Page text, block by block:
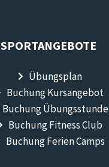
SPORTANGEBOTE
Übungsplan
Buchung Kursangebot
Buchung Übungsstunde
Buchung Fitness Club
Buchung Ferien Camps